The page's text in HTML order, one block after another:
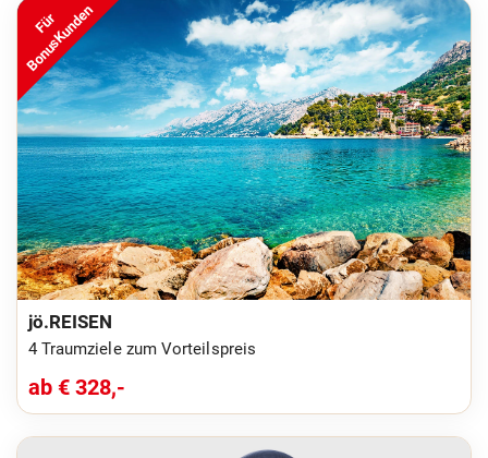
Für
BonusKunden
jö.REISEN
4 Traumziele zum Vorteilspreis
ab € 328,-